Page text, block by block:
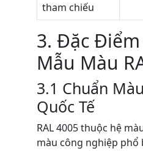
tham chiếu
3. Đặc Điểm
Mẫu Màu
3.1 Chuẩn
Quốc Tế
RAL 4005 thuộc hệ
màu công nghiệp